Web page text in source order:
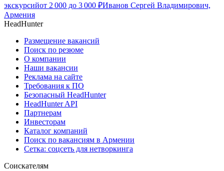
экскурсийот 2 000 до 3 000 ₽Иванов Сергей Владимирович,
Армения
HeadHunter
Размещение вакансий
Поиск по резюме
О компании
Наши вакансии
Реклама на сайте
Требования к ПО
Безопасный HeadHunter
HeadHunter API
Партнерам
Инвесторам
Каталог компаний
Поиск по вакансиям в Армении
Сетка: соцсеть для нетворкинга
Соискателям